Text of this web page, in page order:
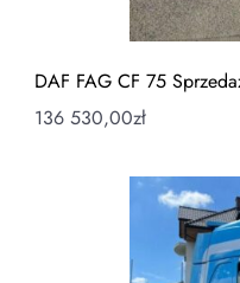
DAF FAG CF 75
136 530,00zł